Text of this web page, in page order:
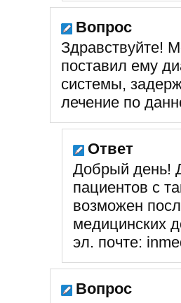
Вопрос
Здравствуйте!
поставил ему
системы,
лечение по
Ответ
Добрый день!
пациентов с
возможен
медицинских
эл. почте:
Вопрос